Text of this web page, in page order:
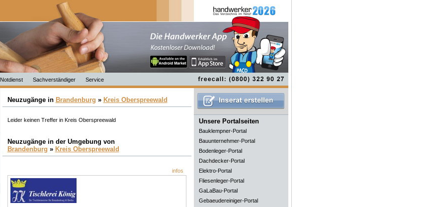
Notdienst Sachverständiger Service
Neuzugänge in Brandenburg » Kreis Oberspreewald
Leider keinen Treffer in Kreis Oberspreewald
Neuzugänge in der Umgebung von
Brandenburg » Kreis Oberspreewald
infos
Unsere Portalseiten
Bauklempner-Portal
Bauunternehmer-Portal
Bodenleger-Portal
Dachdecker-Portal
Elektro-Portal
Fliesenleger-Portal
GaLaBau-Portal
Gebaeudereiniger-Portal